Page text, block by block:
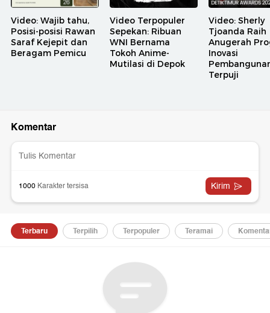
Video: Wajib tahu,
Posisi-posisi Rawan
Saraf Kejepit dan
Beragam Pemicu
Video Terpopuler
Sepekan: Ribuan
WNI Bernama
Tokoh Anime-
Mutilasi di Depok
Video: Sherly
Tjoanda Raih
Anugerah
Inovasi
Terpuji